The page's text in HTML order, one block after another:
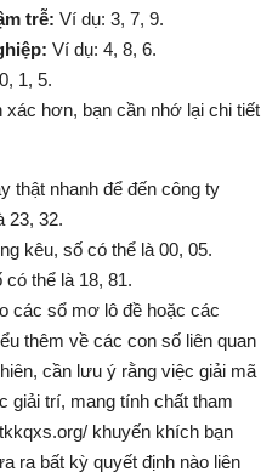
trễ: Ví dụ: 3, 7, 9.
Ví dụ: 4, 8, 6.
1, 5.
hơn, bạn cần nhớ lại chi tiết
thật nhanh để đến công ty
23, 32.
kêu, số có thể là 00, 05.
thể là 18, 81.
các sổ mơ lô đề hoặc các
thêm về các con số liên quan
cần lưu ý rằng việc giải mã
giải trí, mang tính chất tham
khuyến khích bạn
ra bất kỳ quyết định nào liên